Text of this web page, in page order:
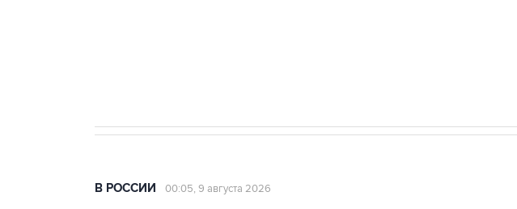
В РОССИИ 00:05, 9 августа 2026